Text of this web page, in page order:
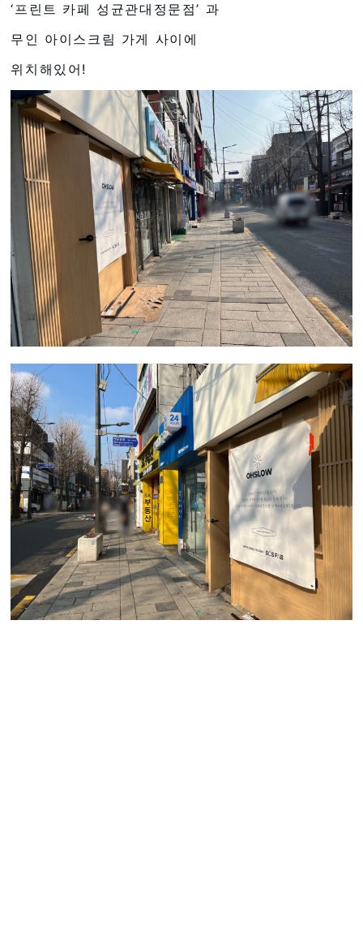
‘프린트 카페 성균관대정문점’ 과
무인 아이스크림 가게 사이에
위치해있어!